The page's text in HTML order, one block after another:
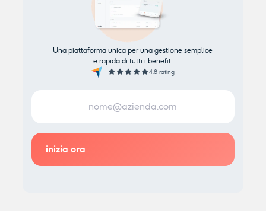
Una piattaforma unica per una gestione semplice
e rapida di tutti i benefit.
4.8 rating